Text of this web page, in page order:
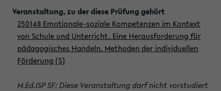
250148 Emotionale-soziale Kompetenzen im Kontext
von Schule und Unterricht. Eine Herausforderung für
pädagogisches Handeln. Methoden der individuellen
Förderung (S)
M.Ed.ISP SF: Diese Veranstaltung darf nicht vorstudiert